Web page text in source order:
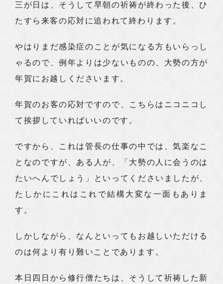
三が日は、そうして早朝の祈祷が終わった後、ひ
たすら来客の応対に追われて終わります。
やはりまだ感染症のことが気になる方もいらっし
ゃるので、例年よりは少ないものの、大勢の方が
年賀にお越しくださいます。
年賀のお客の応対ですので、こちらはニコニコし
て挨拶していればいいのです。
ですから、これは管長の仕事の中では、気楽なこ
となのですが、ある人が、「大勢の人に会うのは
たいへんでしょう」といってくださいましたが、
たしかにこれはこれで結構大変な一面もありま
す。
しかしながら、なんといってもお越しいただける
のは何より有り難いことであります。
本日四日から修行僧たちは、そうして祈祷した新